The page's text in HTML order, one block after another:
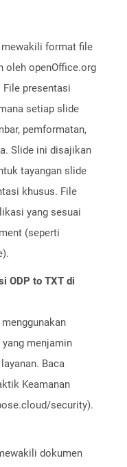
mewakili format file
oleh openOffice.org
presentasi
setiap slide
pemformatan,
Slide ini disajikan
tayangan slide
khusus. File
yang sesuai
(seperti
ODP to TXT di
menjamin
Baca
Keamanan
security).
dokumen